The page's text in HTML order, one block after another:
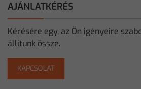
AJÁNLATKÉRÉS
Kérésére egy, az Ön igényeire
állítunk össze.
KAPCSOLAT